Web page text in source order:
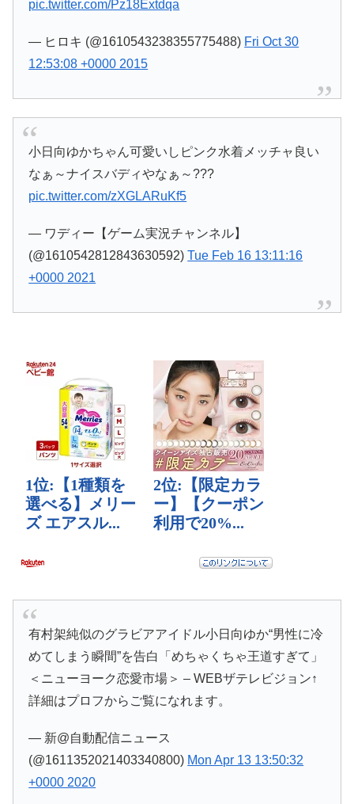
pic.twitter.com/Pz18Extdqa
— ヒロキ (@1610543238355775488) Fri Oct 30
12:53:08 +0000 2015
小日向ゆかちゃん可愛いしピンク水着メッチャ良い
なぁ～ナイスバディやなぁ～???
pic.twitter.com/zXGLARuKf5
— ワディー【ゲーム実況チャンネル】
(@1610542812843630592)Tue Feb 16 13:11:16
+0000 2021
有村架純似のグラビアアイドル小日向ゆか“男性に冷
めてしまう瞬間”を告白「めちゃくちゃ王道すぎて」
＜ニューヨーク恋愛市場＞ – WEBザテレビジョン↑
詳細はプロフからご覧になれます。
— 新@自動配信ニュース
(@1611352021403340800) Mon Apr 13 13:50:32
+0000 2020